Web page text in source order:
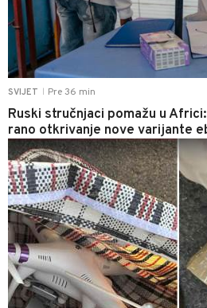
SVIJET Pre 36 min
Ruski stručnjaci pomažu u
rano otkrivanje nove varijante